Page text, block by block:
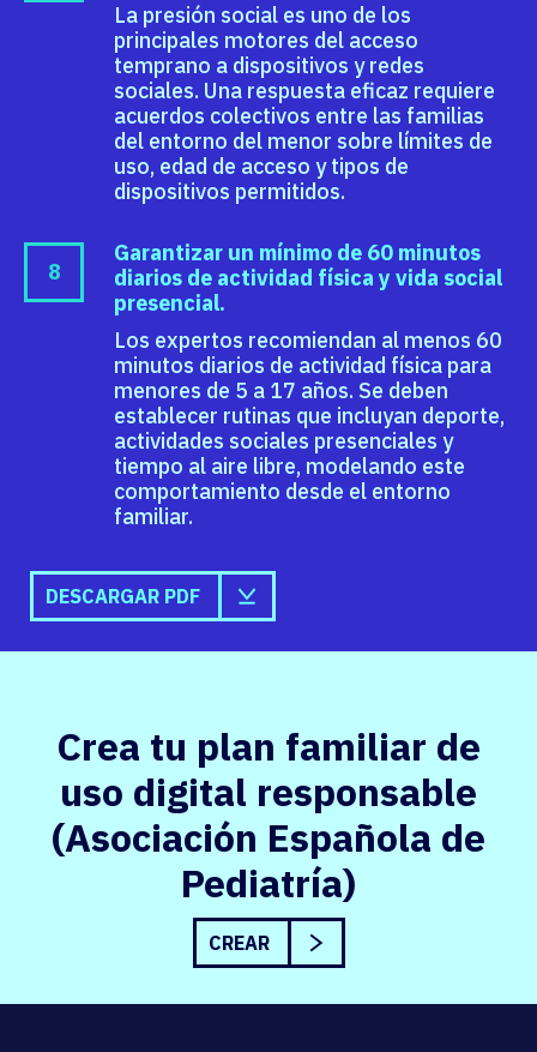
La presión social es uno de los
principales motores del acceso
temprano a dispositivos y redes
sociales. Una respuesta eficaz requiere
acuerdos colectivos entre las familias
del entorno del menor sobre límites de
uso, edad de acceso y tipos de
dispositivos permitidos.
Garantizar un mínimo de 60 minutos
diarios de actividad física y vida social
presencial.
Los expertos recomiendan al menos 60
minutos diarios de actividad física para
menores de 5 a 17 años. Se deben
establecer rutinas que incluyan deporte,
actividades sociales presenciales y
tiempo al aire libre, modelando este
comportamiento desde el entorno
familiar.
DESCARGAR PDF
Crea tu plan familiar de
uso digital responsable
(Asociación Española de
Pediatría)
CREAR